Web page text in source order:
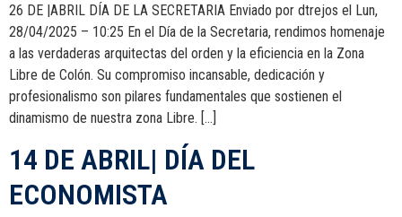
26 DE |ABRIL DÍA DE LA SECRETARIA Enviado por dtrejos el Lun,
28/04/2025 – 10:25 En el Día de la Secretaria, rendimos homenaje
a las verdaderas arquitectas del orden y la eficiencia en la Zona
Libre de Colón. Su compromiso incansable, dedicación y
profesionalismo son pilares fundamentales que sostienen el
dinamismo de nuestra zona Libre. […]
14 DE ABRIL| DÍA DEL
ECONOMISTA